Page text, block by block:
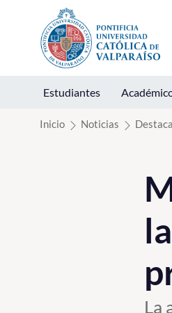
Click acá para ir directamente al
Estudiantes
Inicio Noticias
La